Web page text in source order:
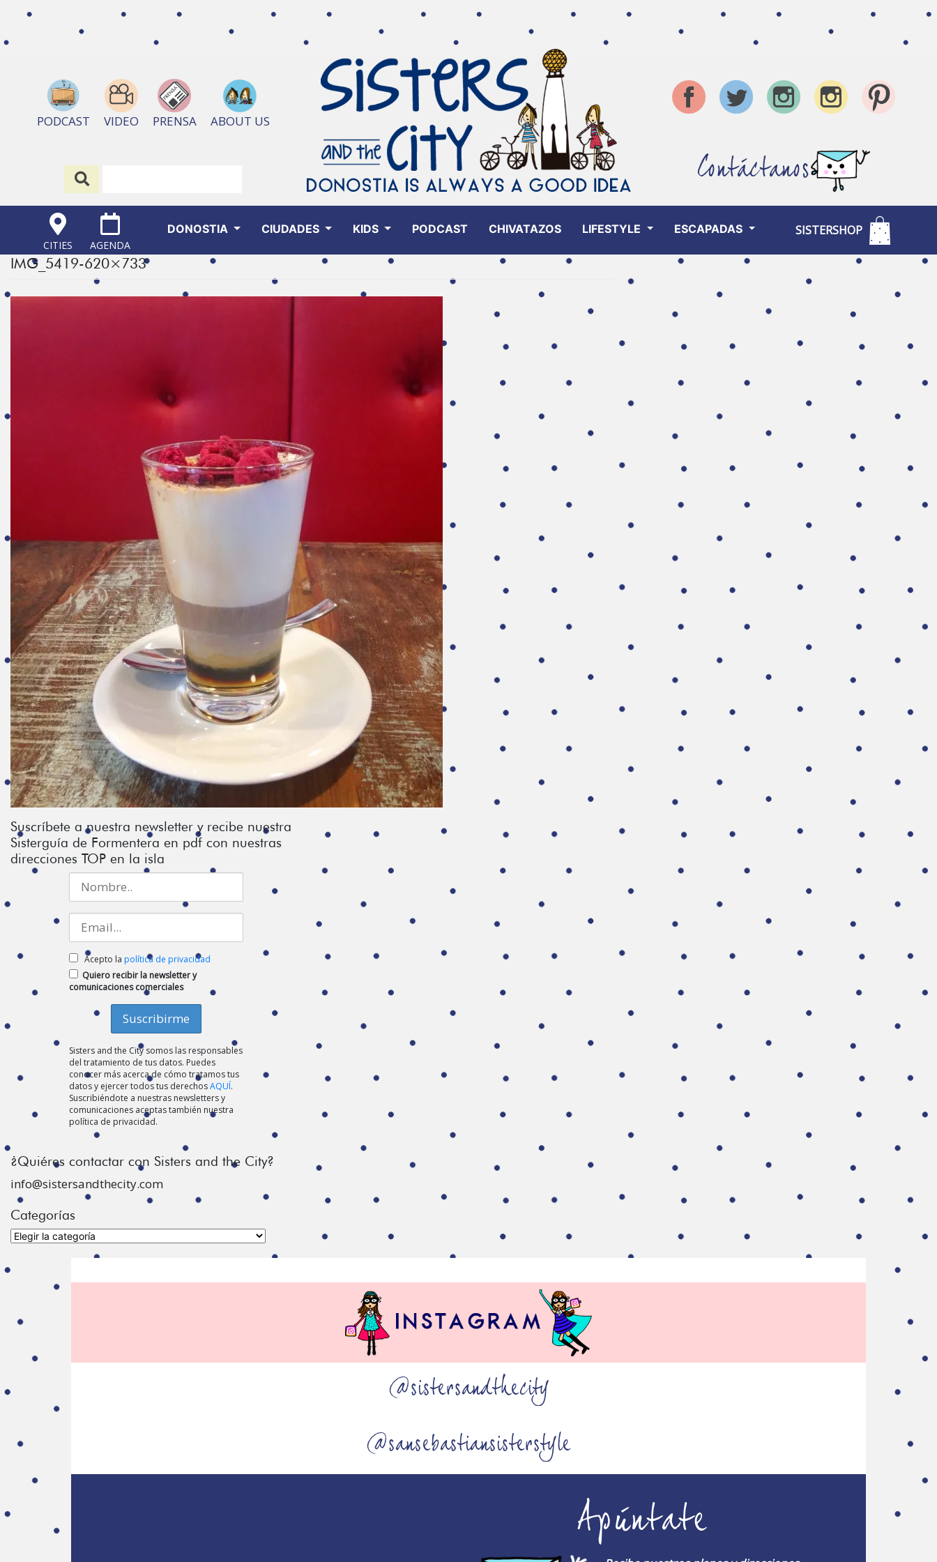
PODCAST VIDEO PRENSA ABOUT US
Contáctanos
CITIES AGENDA
DONOSTIA CIUDADES KIDS PODCAST CHIVATAZOS LIFESTYLE ESCAPADAS SISTERSHOP
IMG_5419-620×733
Suscríbete a nuestra newsletter y recibe nuestra
Sisterguía de Formentera en pdf con nuestras
direcciones TOP en la isla
Acepto la política de privacidad
Quiero recibir la newsletter y
comunicaciones comerciales
Sisters and the City somos las responsables
del tratamiento de tus datos. Puedes
conocer más acerca de cómo tratamos tus
datos y ejercer todos tus derechosAQUÍ.
Suscribiéndote a nuestras newsletters y
comunicaciones aceptas también nuestra
política de privacidad.
¿Quiéres contactar con Sisters and the City?
info@sistersandthecity.com
Categorías
Categorías
@sistersandthecity
@sansebastiansisterstyle
Apúntate